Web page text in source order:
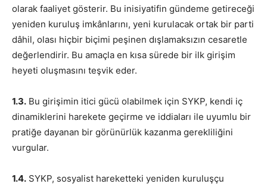
olarak faaliyet gösterir. Bu inisiyatifin gündeme getireceği
yeniden kuruluş imkânlarını, yeni kurulacak ortak bir parti
dâhil, olası hiçbir biçimi peşinen dışlamaksızın cesaretle
değerlendirir. Bu amaçla en kısa sürede bir ilk girişim
heyeti oluşmasını teşvik eder.
1.3. Bu girişimin itici gücü olabilmek için SYKP, kendi iç
dinamiklerini harekete geçirme ve iddiaları ile uyumlu bir
pratiğe dayanan bir görünürlük kazanma gerekliliğini
vurgular.
1.4. SYKP, sosyalist hareketteki yeniden kuruluşçu